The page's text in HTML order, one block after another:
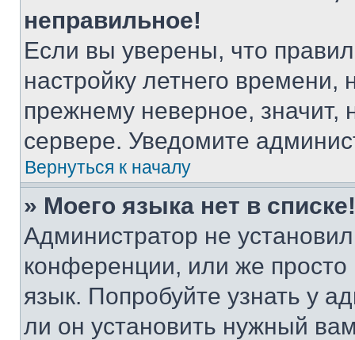
неправильное!
Если вы уверены, что
настройку летнего
прежнему неверное, значит,
сервере. Уведомите
Вернуться к началу
» Моего языка нет в списке!
Администратор не
конференции, или же
язык. Попробуйте узнать у
ли он установить нужный